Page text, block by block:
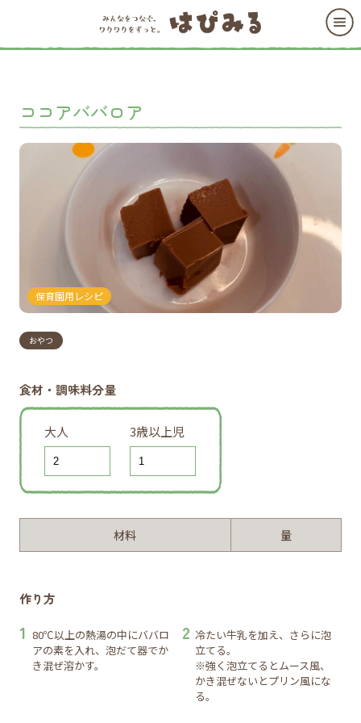
ココアババロア
保育園用レシピ
おやつ
食材・調味料分量
大人 3歳以上児
材料 量
作り方
80℃以上の熱湯の中にババロ
アの素を入れ、泡だて器でか
き混ぜ溶かす。
冷たい牛乳を加え、さらに泡
立てる。
※強く泡立てるとムース風、
かき混ぜないとプリン風にな
る。